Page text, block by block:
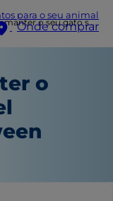
para o seu animal
Onde comprar
saudável durante o Halloween
o